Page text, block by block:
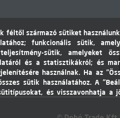
féltől származó sütiket
funkcionális sütik,
sütik, amelyeket
és a statisztikákról; és
használnak. Ha az
sütik használatához. A
és visszavonhatja a